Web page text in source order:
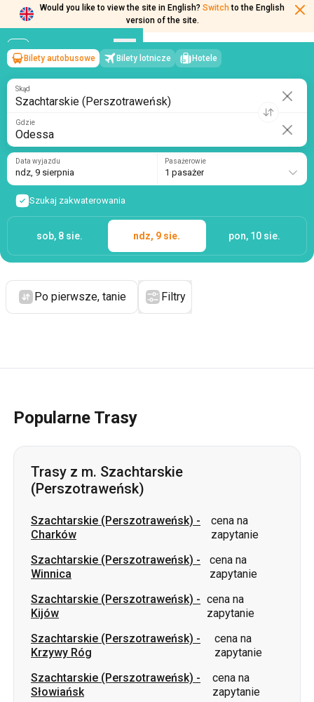
Would you like to view the site in English? Switch to the English
version of the site.
Szachtarskie (Perszotraweńsk)→Odessa
ndz, 9 sierpnia/1 pasażer
Bilety autobusowe Bilety lotnicze Hotele
Skąd
Gdzie
Data wyjazdu
ndz, 9 sierpnia
Pasażerowie
1 pasażer
Szukaj zakwaterowania
sob, 8 sie. ndz, 9 sie. pon, 10 sie.
Po pierwsze, tanie Filtry
Popularne Trasy
Trasy z m. Szachtarskie
(Perszotraweńsk)
Szachtarskie (Perszotraweńsk) -
Charków
cena na
zapytanie
Szachtarskie (Perszotraweńsk) -
Winnica
cena na
zapytanie
Szachtarskie (Perszotraweńsk) -
Kijów
cena na
zapytanie
Szachtarskie (Perszotraweńsk) -
Krzywy Róg
cena na
zapytanie
Szachtarskie (Perszotraweńsk) -
Słowiańsk
cena na
zapytanie